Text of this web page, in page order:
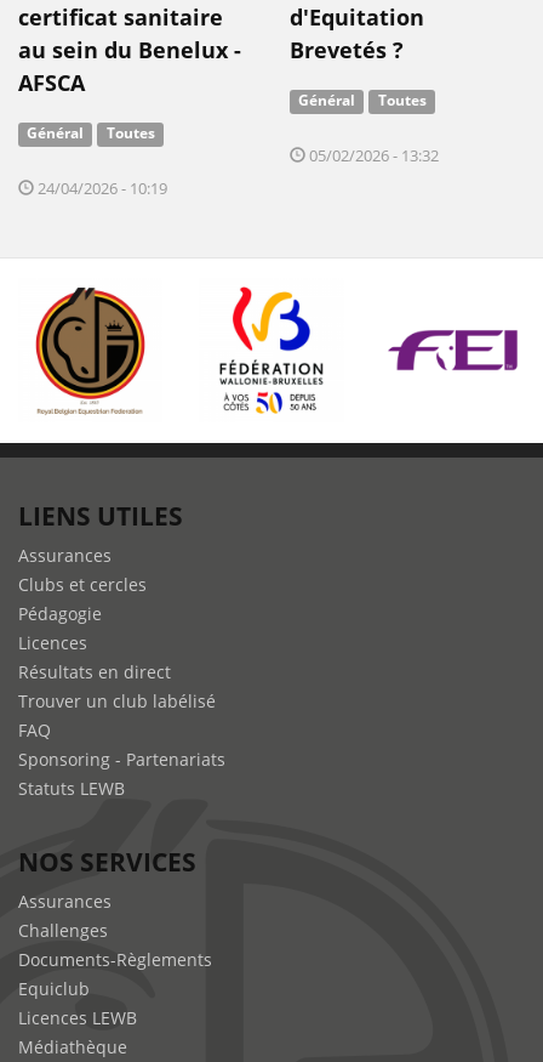
certificat sanitaire
au sein du Benelux -
AFSCA
Général Toutes
24/04/2026 - 10:19
d'Equitation
Brevetés ?
Général Toutes
05/02/2026 - 13:32
LIENS UTILES
Assurances
Clubs et cercles
Pédagogie
Licences
Résultats en direct
Trouver un club labélisé
FAQ
Sponsoring - Partenariats
Statuts LEWB
NOS SERVICES
Assurances
Challenges
Documents-Règlements
Equiclub
Licences LEWB
Médiathèque